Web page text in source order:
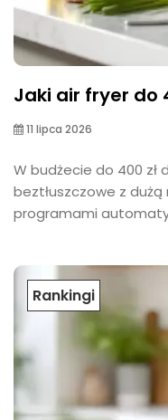
Jaki air fryer do
11 lipca 2026
W budżecie do 400
beztłuszczowe z
programami
Rankingi